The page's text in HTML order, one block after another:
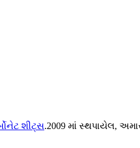
શીટ્સ.2009 માં સ્થપાયેલ,